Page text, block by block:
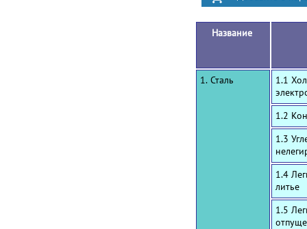
Название
1. Сталь
1.1
1.2
1.3
1.4
литье
1.5